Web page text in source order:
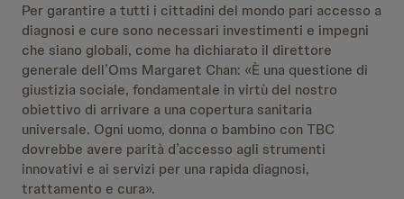
Per garantire a tutti i cittadini del mondo pari accesso a
diagnosi e cure sono necessari investimenti e impegni
che siano globali, come ha dichiarato il direttore
generale dell’Oms Margaret Chan: «È una questione di
giustizia sociale, fondamentale in virtù del nostro
obiettivo di arrivare a una copertura sanitaria
universale. Ogni uomo, donna o bambino con TBC
dovrebbe avere parità d’accesso agli strumenti
innovativi e ai servizi per una rapida diagnosi,
trattamento e cura».